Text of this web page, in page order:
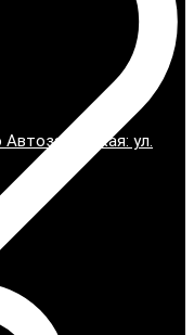
ул.